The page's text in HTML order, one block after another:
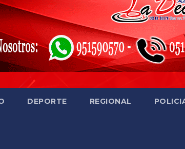
DEPORTE REGIONAL